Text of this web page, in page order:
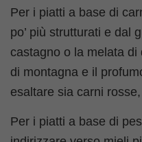
Per i piatti a base di
po’ più strutturati e dal
castagno o la melata
di montagna e il
esaltare sia carni
Per i piatti a base di